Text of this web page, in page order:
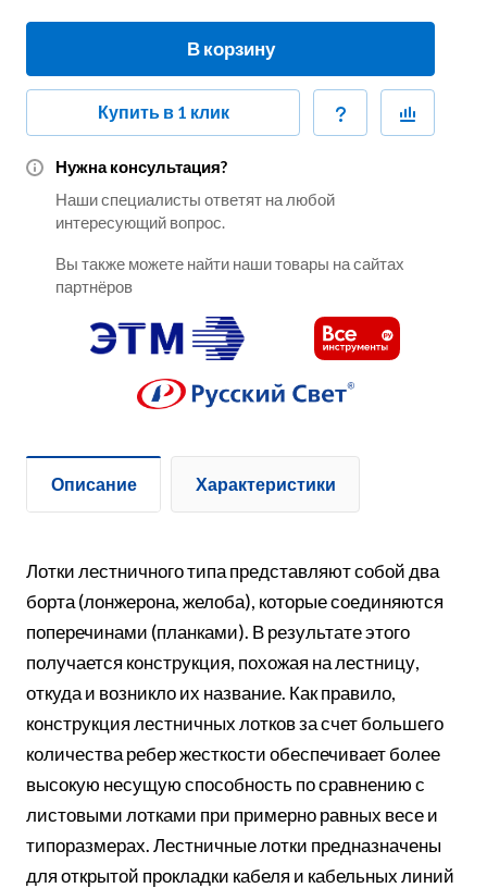
В корзину
Купить в 1 клик
Нужна консультация?
Наши специалисты ответят на любой
интересующий вопрос.
Вы также можете найти наши товары на сайтах
партнёров
Описание Характеристики
Лотки лестничного типа представляют собой два
борта (лонжерона, желоба), которые соединяются
поперечинами (планками). В результате этого
получается конструкция, похожая на лестницу,
откуда и возникло их название. Как правило,
конструкция лестничных лотков за счет большего
количества ребер жесткости обеспечивает более
высокую несущую способность по сравнению с
листовыми лотками при примерно равных весе и
типоразмерах. Лестничные лотки предназначены
для открытой прокладки кабеля и кабельных линий